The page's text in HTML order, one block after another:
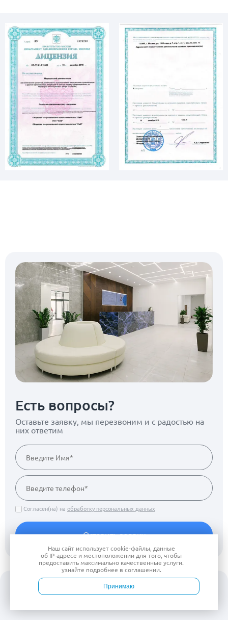
Есть вопросы?
Оставьте заявку, мы перезвоним и с радостью на
них ответим
Согласен(на) на обработку персональных данных
Оставить заявку
Наш сайт используетcookie-файлы, данные
об IP-адресе и местоположении для того, чтобы
предоставить максимально качественные услуги.
узнайте подробнее в соглашении.
Принимаю